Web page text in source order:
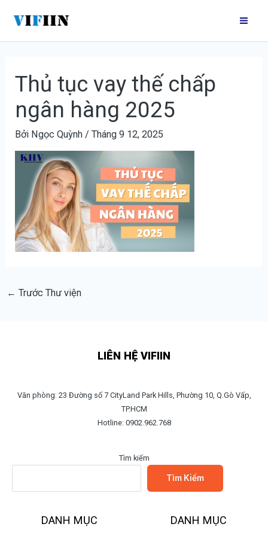
nội
Thủ tục vay thế chấp
ngân hàng 2025
Bởi Ngọc Quỳnh /Tháng 9 12, 2025
hướng
bài
← Trước Thư viện
LIÊN HỆ VIFIIN
Văn phòng: 23 Đường số 7 CityLand Park Hills, Phường 10, Q.Gò Vấp,
TP.HCM
Hotline: 0902.962.768
Tìm kiếm
Tìm Kiếm
DANH MỤC DANH MỤC